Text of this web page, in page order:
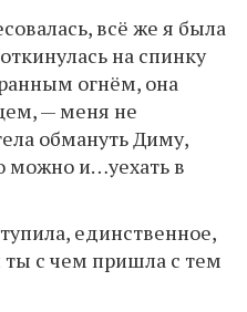
всё же я была
на спинку
огнём, она
— меня не
обмануть Диму,
можно и…уехать в
единственное,
ты с чем пришла с тем